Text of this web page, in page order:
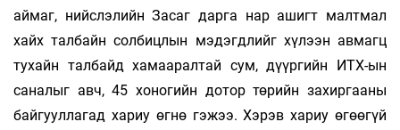
аймаг, нийслэлийн Засаг дарга нар ашигт малтмал
хайх талбайн солбицлын мэдэгдлийг хүлээн авмагц
тухайн талбайд хамааралтай сум, дүүргийн ИТХ-ын
саналыг авч, 45 хоногийн до­тор төрийн захиргааны
байгууллагад хариу өгнө гэжээ. Хэрэв хариу өгөөгүй